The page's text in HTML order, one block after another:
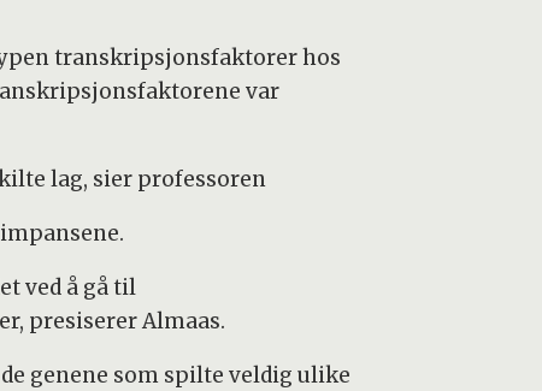
transkripsjonsfaktorer hos
var
lag, sier professoren
ved å gå til
presiserer Almaas.
genene som spilte veldig ulike